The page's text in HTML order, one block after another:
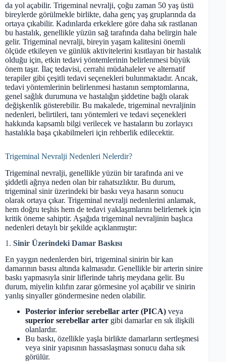
da yol açabilir. Trigeminal nevralji, çoğu zaman 50 yaş üstü
bireylerde görülmekle birlikte, daha genç yaş gruplarında da
ortaya çıkabilir. Kadınlarda erkeklere göre daha sık rastlanan
bu hastalık, genellikle yüzün sağ tarafında daha belirgin hale
gelir. Trigeminal nevralji, bireyin yaşam kalitesini önemli
ölçüde etkileyen ve günlük aktivitelerini kısıtlayan bir hastalık
olduğu için, etkin tedavi yöntemlerinin belirlenmesi büyük
önem taşır. İlaç tedavisi, cerrahi müdahaleler ve alternatif
terapiler gibi çeşitli tedavi seçenekleri bulunmaktadır. Ancak,
tedavi yöntemlerinin belirlenmesi hastanın semptomlarına,
genel sağlık durumuna ve hastalığın şiddetine bağlı olarak
değişkenlik gösterebilir. Bu makalede, trigeminal nevraljinin
nedenleri, belirtileri, tanı yöntemleri ve tedavi seçenekleri
hakkında kapsamlı bilgi verilecek ve hastaların bu zorlayıcı
hastalıkla başa çıkabilmeleri için rehberlik edilecektir.
Trigeminal Nevralji Nedenleri Nelerdir?
Trigeminal nevralji, genellikle yüzün bir tarafında ani ve
şiddetli ağrıya neden olan bir rahatsızlıktır. Bu durum,
trigeminal sinir üzerindeki bir baskı veya hasarın sonucu
olarak ortaya çıkar. Trigeminal nevralji nedenlerini anlamak,
hem doğru teşhis hem de tedavi yaklaşımlarını belirlemek için
kritik öneme sahiptir. Aşağıda trigeminal nevraljinin başlıca
nedenleri detaylı bir şekilde açıklanmıştır:
1. Sinir Üzerindeki Damar Baskısı
En yaygın nedenlerden biri, trigeminal sinirin bir kan
damarının basısı altında kalmasıdır. Genellikle bir arterin sinire
baskı yapmasıyla sinir liflerinde tahriş meydana gelir. Bu
durum, miyelin kılıfın zarar görmesine yol açabilir ve sinirin
yanlış sinyaller göndermesine neden olabilir.
Posterior inferior serebellar arter (PICA) veya
superior serebellar arter gibi damarlar en sık ilişkili
olanlardır.
Bu baskı, özellikle yaşla birlikte damarların sertleşmesi
veya sinir yapısının hassaslaşması sonucu daha sık
görülür.